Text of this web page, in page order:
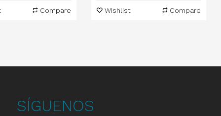
Compare Wishlist Compare
SÍGUENOS